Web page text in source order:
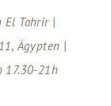
El Tahrir |
Ägypten |
17.30-21h